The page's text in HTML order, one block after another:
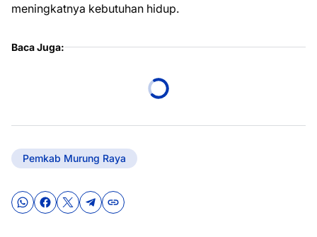
meningkatnya kebutuhan hidup.
Baca Juga:
Pemkab Murung Raya